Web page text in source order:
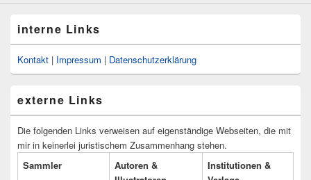
interne Links
Kontakt | Impressum | Datenschutzerklärung
externe Links
Die folgenden Links verweisen auf eigenständige Webseiten, die mit
mir in keinerlei juristischem Zusammenhang stehen.
Sammler
Autoren &
Institutionen &